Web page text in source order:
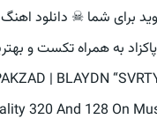
برای شما ☠ دانلود
به همراه تکست و
| BLAYDN
320 And 128 On